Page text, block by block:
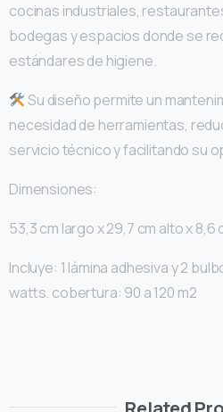
cocinas industriales,
bodegas y espacios donde se
estándares de higiene.
Su diseño permite un
necesidad de herramientas,
servicio técnico y facilitando su
Dimensiones:
53,3 cm largo x 29,7 cm alto x 8,6
Incluye: 1 lámina adhesiva y 2
watts. cobertura: 90 a 120 m2